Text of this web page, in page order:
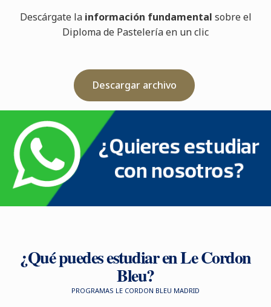
Descárgate la información fundamental sobre el
Diploma de Pastelería en un clic
Descargar archivo
¿Qué puedes estudiar en Le Cordon
Bleu?
PROGRAMAS LE CORDON BLEU MADRID